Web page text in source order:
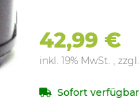
42,99 €
inkl. 19% MwSt. , zzgl.
Sofort verfügbar